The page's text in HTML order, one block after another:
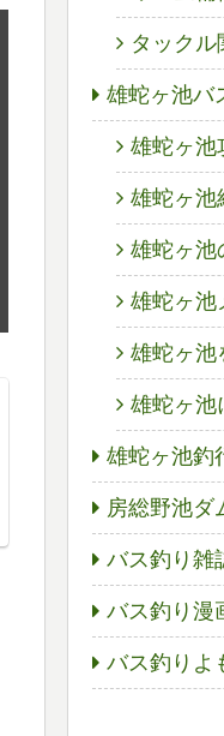
タックル
雄蛇ヶ池バ
雄蛇ヶ池
雄蛇ヶ池
雄蛇ヶ池
雄蛇ヶ池
雄蛇ヶ池
雄蛇ヶ池
雄蛇ヶ池釣
房総野池ダ
バス釣り雑
バス釣り漫
バス釣りよ